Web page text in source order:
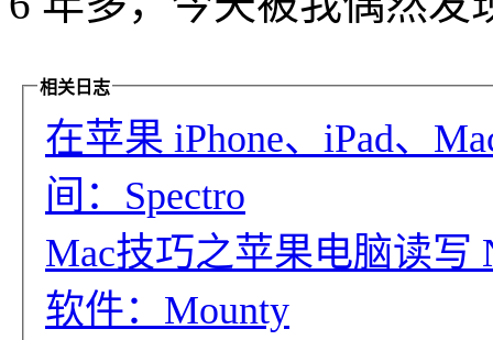
相关日志
在苹果 iPhone、iPad、
间：Spectro
Mac技巧之苹果电脑读写
软件：Mounty